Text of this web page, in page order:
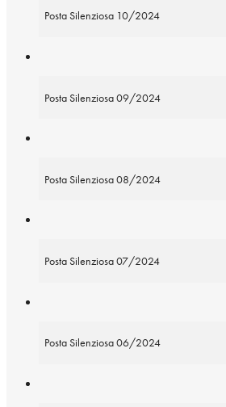
Posta Silenziosa 10/2024
Posta Silenziosa 09/2024
Posta Silenziosa 08/2024
Posta Silenziosa 07/2024
Posta Silenziosa 06/2024